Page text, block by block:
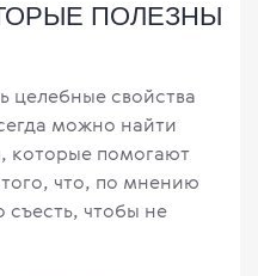
ПОЛЕЗНЫ
целебные свойства
можно найти
которые помогают
того, что, по мнению
чтобы не